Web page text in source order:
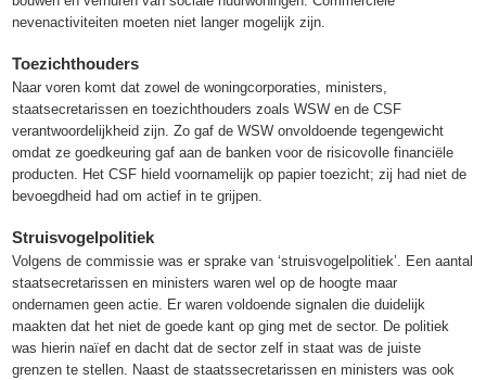
nevenactiviteiten moeten niet langer mogelijk zijn.
Toezichthouders
Naar voren komt dat zowel de woningcorporaties, ministers,
staatsecretarissen en toezichthouders zoals WSW en de CSF
verantwoordelijkheid zijn. Zo gaf de WSW onvoldoende tegengewicht
omdat ze goedkeuring gaf aan de banken voor de risicovolle financiële
producten. Het CSF hield voornamelijk op papier toezicht; zij had niet de
bevoegdheid had om actief in te grijpen.
Struisvogelpolitiek
Volgens de commissie was er sprake van ‘struisvogelpolitiek’. Een aantal
staatsecretarissen en ministers waren wel op de hoogte maar
ondernamen geen actie. Er waren voldoende signalen die duidelijk
maakten dat het niet de goede kant op ging met de sector. De politiek
was hierin naïef en dacht dat de sector zelf in staat was de juiste
grenzen te stellen. Naast de staatssecretarissen en ministers was ook